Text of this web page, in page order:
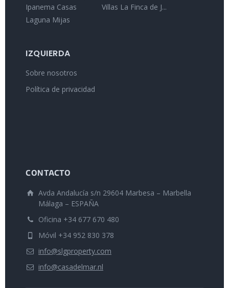
Ipanema Casas
Laguna Mijas
Villas La Finca de J...
IZQUIERDA
Sobre nosotros
Política de privacidad
CONTACTO
Avda Andalucía s/n 29604 Marbesa – Marbella
Málaga – ESPAÑA
Oficina +34 677 670 480
Móvil +34 952 830 378
info@slgproperty.com
info@casadelmar.nl